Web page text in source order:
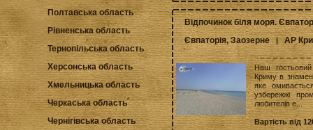
Полтавська область
Рівненська область
Тернопільська область
Херсонська область
Хмельницька область
Черкаська область
Чернігівська область
Відпочинок біля моря.
Євпаторія, Заозерне | АР
Наш
Криму в
яке
узбережжі
любителів е...
Вартість від